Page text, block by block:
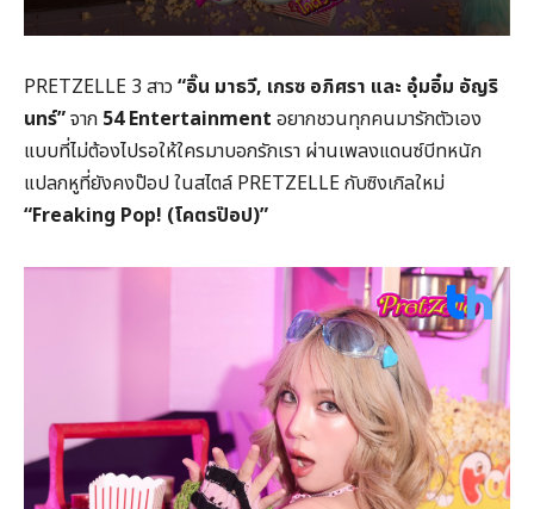
PRETZELLE 3 สาว “อิ๊น มาธวี, เกรซ อภิศรา และ อุ๋มอิ๋ม อัญริ
นทร์”จาก 54 Entertainment อยากชวนทุกคนมารักตัวเอง
แบบที่ไม่ต้องไปรอให้ใครมาบอกรักเรา ผ่านเพลงแดนซ์บีทหนัก
แปลกหูที่ยังคงป๊อป ในสไตล์ PRETZELLE กับซิงเกิลใหม่
“Freaking Pop! (โคตรป๊อป)”